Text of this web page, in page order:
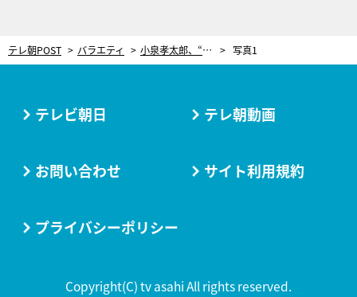
テレ朝POST バラエティ 小泉孝太郎、“40年来の親友”上地雄輔とロケへ！小泉兄弟＆上地兄弟の関係性も明らかに 写真1
テレビ朝日 テレ朝動画
お問い合わせ サイト利用規約
プライバシーポリシー
Copyright(C) tv asahi All rights reserved.